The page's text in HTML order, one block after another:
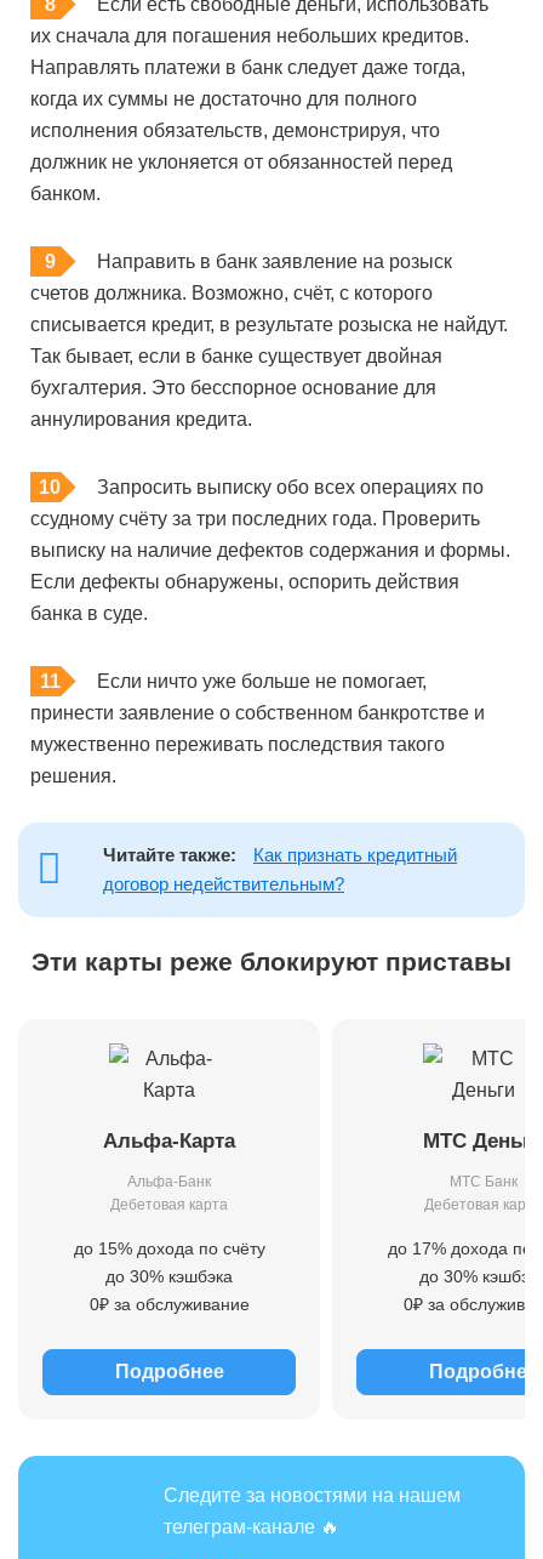
Если есть свободные деньги, использовать
их сначала для погашения небольших кредитов.
Направлять платежи в банк следует даже тогда,
когда их суммы не достаточно для полного
исполнения обязательств, демонстрируя, что
должник не уклоняется от обязанностей перед
банком.
Направить в банк заявление на розыск
счетов должника. Возможно, счёт, с которого
списывается кредит, в результате розыска не найдут.
Так бывает, если в банке существует двойная
бухгалтерия. Это бесспорное основание для
аннулирования кредита.
Запросить выписку обо всех операциях по
ссудному счёту за три последних года. Проверить
выписку на наличие дефектов содержания и формы.
Если дефекты обнаружены, оспорить действия
банка в суде.
Если ничто уже больше не помогает,
принести заявление о собственном банкротстве и
мужественно переживать последствия такого
решения.
Читайте также:
Как признать кредитный
договор недействительным?
Эти карты реже блокируют приставы
Альфа-Карта
Альфа-Банк
Дебетовая карта
до 15% дохода по счёту
до 30% кэшбэка
0₽ за обслуживание
Подробнее
МТС Деньги
МТС Банк
Дебетовая карта
до 17% дохода по
до 30%
0₽ за
Подробнее
Следите за новостями на нашем
телеграм-канале 🔥